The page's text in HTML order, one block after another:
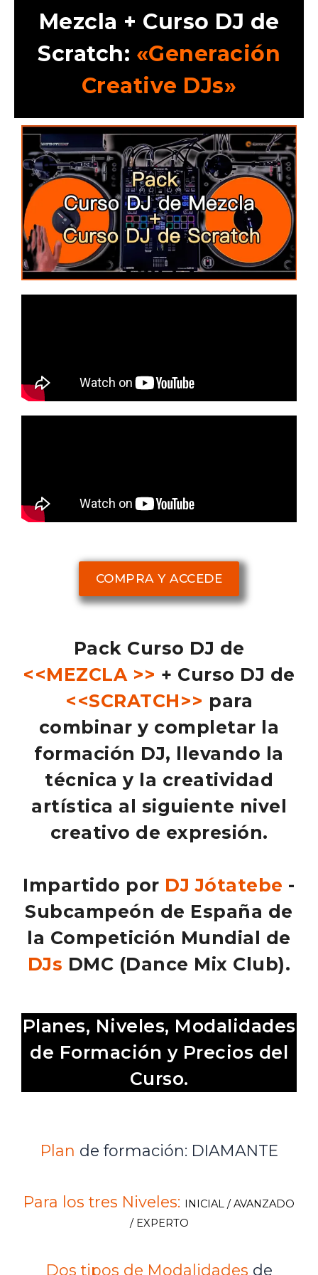
Mezcla + Curso DJ de
Scratch: «Generación
Creative DJs»
COMPRA Y ACCEDE
Pack Curso DJ de
<<MEZCLA >> + Curso DJ de
<<SCRATCH>> para
combinar y completar la
formación DJ, llevando la
técnica y la creatividad
artística al siguiente nivel
creativo de expresión.
Impartido por DJ Jótatebe -
Subcampeón de España de
la Competición Mundial de
DJs DMC (Dance Mix Club).
Planes, Niveles, Modalidades
de Formación y Precios del
Curso.
Plan de formación: DIAMANTE
Para los tres Niveles: INICIAL / AVANZADO
/ EXPERTO
Dos tipos de Modalidades de